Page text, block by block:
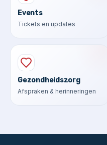
Events
Tickets en updates
Gezondheidszorg
Afspraken & herinneringen